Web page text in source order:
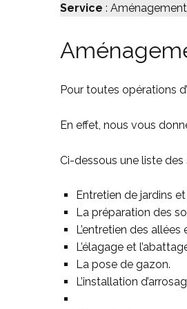
Service :
Pour toutes opérations
En effet, nous vous
Ci-dessous une liste
Entretien de jardins
La préparation des
L’entretien des
L’élagage et
La pose de gazon.
L’installation